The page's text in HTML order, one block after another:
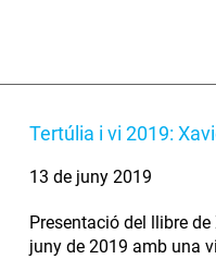
Tertúlia i vi 2019:
13 de juny 2019
Presentació del llibre
juny de 2019 amb una